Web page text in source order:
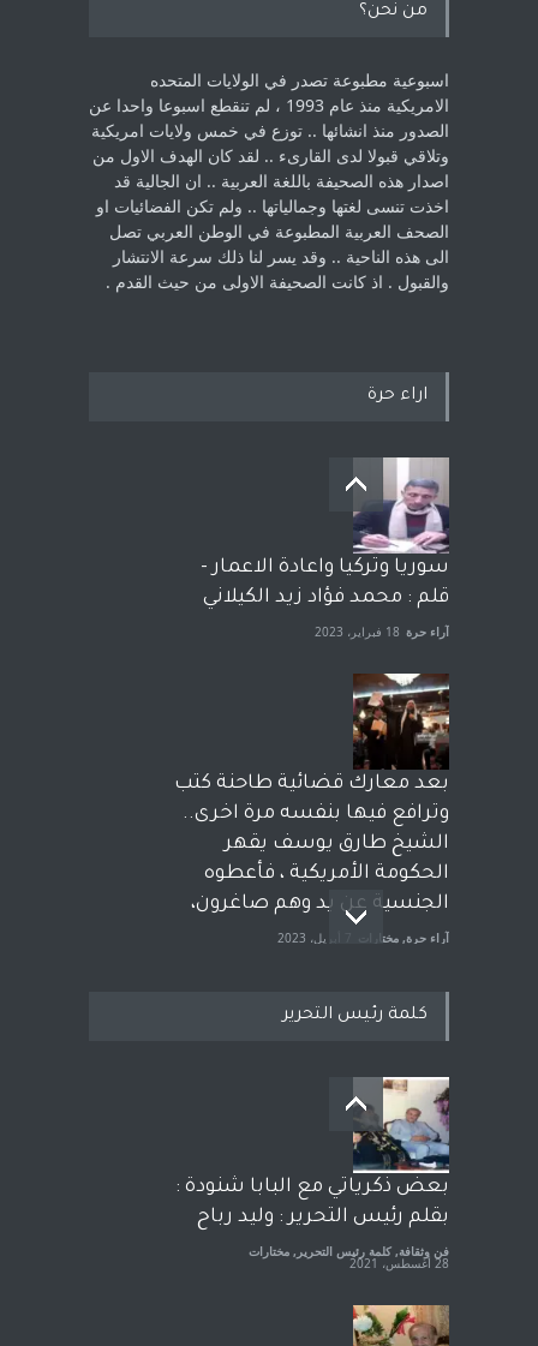
من نحن؟
اسبوعية مطبوعة تصدر في الولايات المتحده
الامريكية منذ عام 1993 ، لم ‏تنقطع اسبوعا واحدا عن
الصدور منذ انشائها .. توزع في خمس ولايات امريكية
‏وتلاقي قبولا لدى القارىء ..‏ لقد كان الهدف الاول من
اصدار هذه الصحيفة باللغة العربية .. ان الجالية قد
اخذت ‏تنسى لغتها وجمالياتها .. ولم تكن الفضائيات او
الصحف العربية المطبوعة في الوطن ‏العربي تصل
الى هذه الناحية .. وقد يسر لنا ذلك سرعة الانتشار
والقبول . اذ كانت ‏الصحيفة الاولى من حيث القدم . ‏
اراء حرة
سوريا وتركيا واعادة الاعمار -
قلم : محمد فؤاد زيد الكيلاني
آراء حرة 18 فبراير، 2023
بعد معارك قضائية طاحنة كتب
وترافع فيها بنفسه مرة اخرى..
الشيخ طارق يوسف يقهر
الحكومة الأمريكية ، فأعطوه
الجنسية عن يد وهم صاغرون،
آراء حرة, مختارات
معاناة زلزال سوريّة تفضح:
زيف ديمقراطية الغرب! قلم :
رشاد أبو شاورآراء حرة ..
آراء حرة 18 فبراير، 2023
كلمة رئيس التحرير
بعض ذكرياتي مع البابا شنودة :
بقلم رئيس التحرير : وليد رباح
فن وثقافة, كلمة رئيس التحرير , مختارات
28 أغسطس، 2021